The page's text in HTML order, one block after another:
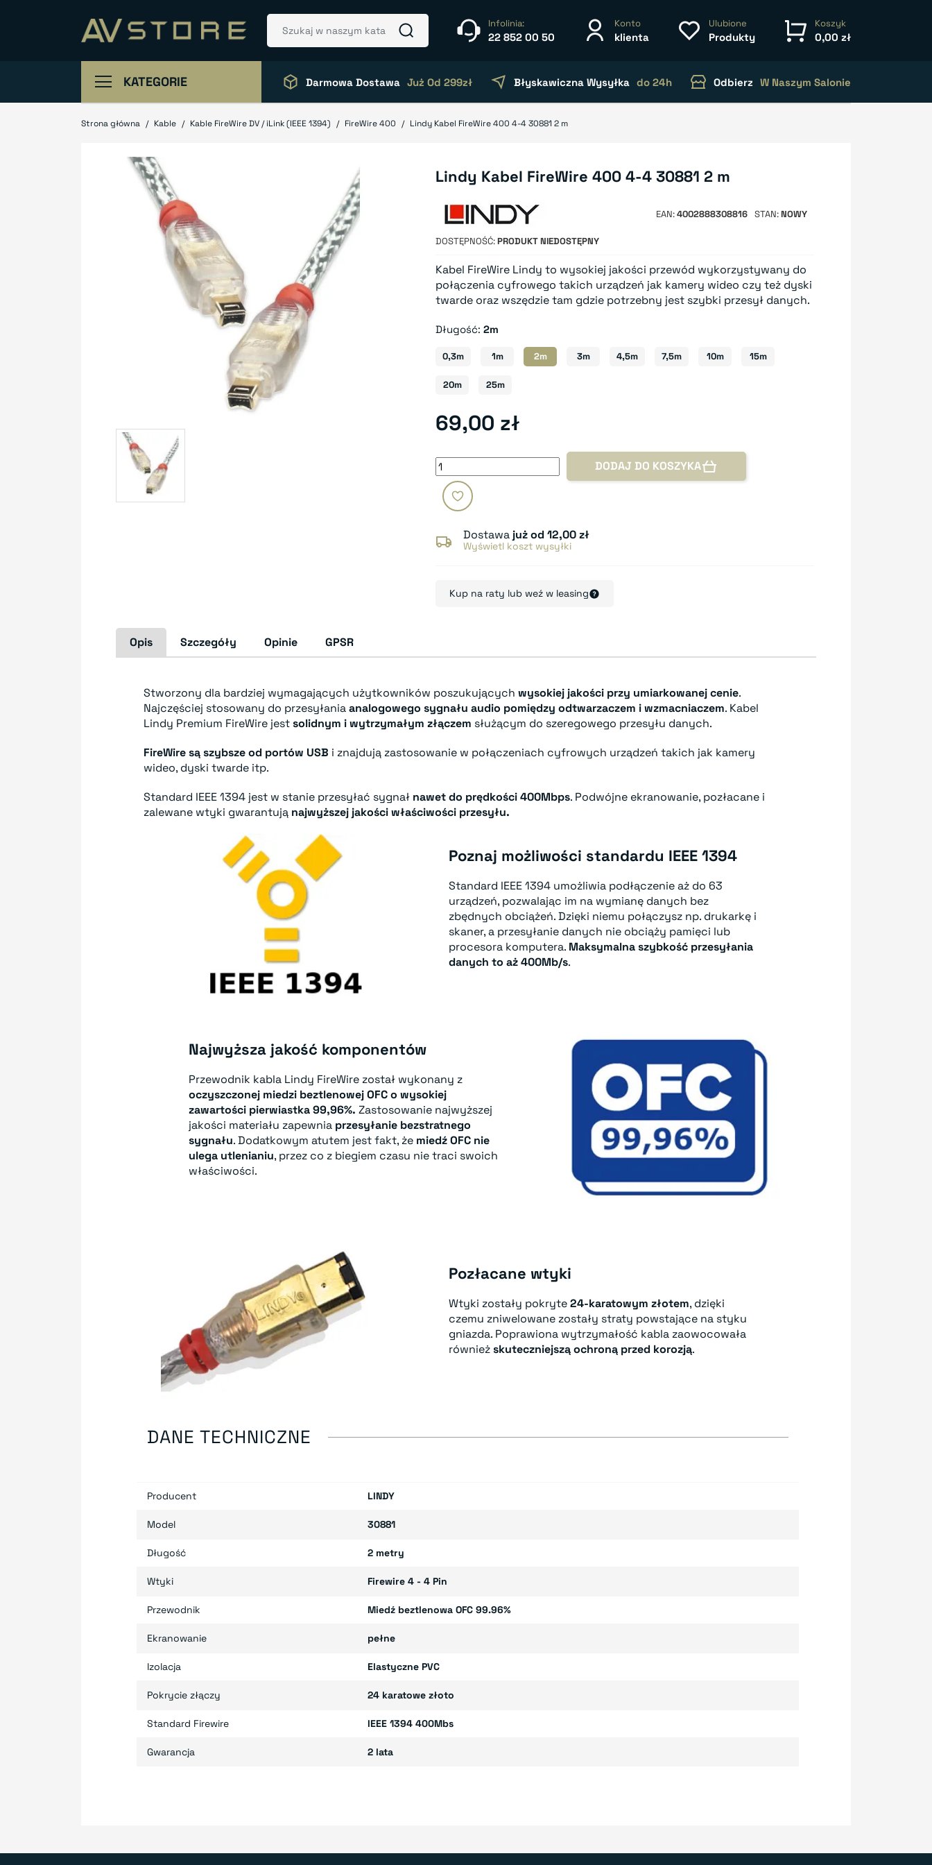
Infolinia:
22 852 00 50
Konto
klienta
Ulubione
Produkty
Koszyk
0,00 zł
KATEGORIE Darmowa Dostawa Już Od 299zł Błyskawiczna Wysyłka do 24h Odbierz W Naszym Salonie
Strona główna Kable Kable FireWire DV / iLink (IEEE 1394) FireWire 400 Lindy Kabel FireWire 400 4-4 30881 2 m
Lindy Kabel FireWire 400 4-4 30881 2 m
EAN 4002888308816 STAN NOWY
DOSTĘPNOŚĆ PRODUKT NIEDOSTĘPNY
Kabel FireWire Lindy to wysokiej jakości przewód wykorzystywany do
połączenia cyfrowego takich urządzeń jak kamery wideo czy też dyski
twarde oraz wszędzie tam gdzie potrzebny jest szybki przesył danych.
Długość:2m
0,3m 1m 2m 3m 4,5m 7,5m 10m 15m
20m 25m
69,00 zł
DODAJ DO KOSZYKA
Dostawa już od 12,00 zł
Wyświetl koszt wysyłki
Kup na raty lub weź w leasing
Opis Szczegóły Opinie GPSR
Stworzony dla bardziej wymagających użytkowników poszukujących wysokiej jakości przy umiarkowanej cenie.
Najczęściej stosowany do przesyłaniaanalogowego sygnału audio pomiędzy odtwarzaczem i wzmacniaczem. Kabel
Lindy Premium FireWire jestsolidnym i wytrzymałym złączem służącym do szeregowego przesyłu danych.
FireWire są szybsze od portów USB i znajdują zastosowanie w połączeniach cyfrowych urządzeń takich jak kamery
wideo, dyski twarde itp.
Standard IEEE 1394 jest w stanie przesyłać sygnał nawet do prędkości 400Mbps. Podwójne ekranowanie, pozłacane i
zalewane wtyki gwarantują najwyższej jakości właściwości przesyłu.
Poznaj możliwości standardu IEEE 1394
Standard IEEE 1394 umożliwia podłączenie aż do 63
urządzeń, pozwalając im na wymianę danych bez
zbędnych obciążeń. Dzięki niemu połączysz np. drukarkę i
skaner, a przesyłanie danych nie obciąży pamięci lub
procesora komputera. Maksymalna szybkość przesyłania
danych to aż 400Mb/s.
Najwyższa jakość komponentów
Przewodnik kabla Lindy FireWire został wykonany z
oczyszczonej miedzi beztlenowej OFC o wysokiej
zawartości pierwiastka 99,96%. Zastosowanie najwyższej
jakości materiału zapewnia przesyłanie bezstratnego
sygnału. Dodatkowym atutem jest fakt, że miedź OFC nie
ulega utlenianiu, przez co z biegiem czasu nie traci swoich
właściwości.
Pozłacane wtyki
Wtyki zostały pokryte24-karatowym złotem, dzięki
czemu zniwelowane zostały straty powstające na styku
gniazda. Poprawiona wytrzymałość kabla zaowocowała
równieżskuteczniejszą ochroną przed korozją.
DANE TECHNICZNE
Producent LINDY
Model 30881
Długość 2 metry
Wtyki Firewire 4 - 4 Pin
Przewodnik Miedź beztlenowa OFC 99.96%
Ekranowanie pełne
Izolacja Elastyczne PVC
Pokrycie złączy 24 karatowe złoto
Standard Firewire IEEE 1394 400Mbs
Gwarancja 2 lata